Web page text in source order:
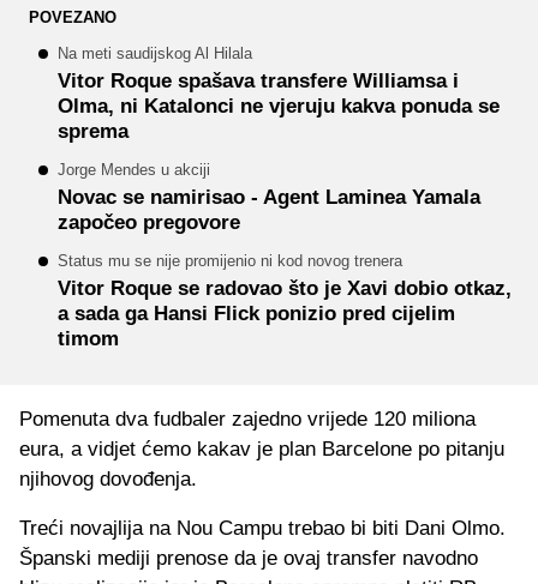
POVEZANO
Na meti saudijskog Al Hilala
Vitor Roque spašava transfere Williamsa i
Olma, ni Katalonci ne vjeruju kakva ponuda se
sprema
Jorge Mendes u akciji
Novac se namirisao - Agent Laminea Yamala
započeo pregovore
Status mu se nije promijenio ni kod novog trenera
Vitor Roque se radovao što je Xavi dobio otkaz,
a sada ga Hansi Flick ponizio pred cijelim
timom
Pomenuta dva fudbaler zajedno vrijede 120 miliona
eura, a vidjet ćemo kakav je plan Barcelone po pitanju
njihovog dovođenja.
Treći novajlija na Nou Campu trebao bi biti Dani Olmo.
Španski mediji prenose da je ovaj transfer navodno